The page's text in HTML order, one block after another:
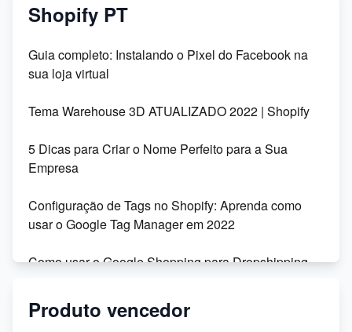
Shopify PT
Guia completo: Instalando o Pixel do Facebook na
sua loja virtual
Tema Warehouse 3D ATUALIZADO 2022 | Shopify
5 Dicas para Criar o Nome Perfeito para a Sua
Empresa
Configuração de Tags no Shopify: Aprenda como
usar o Google Tag Manager em 2022
Como usar o Google Shopping para Dropshipping
Migração da Shoptime para o DSync: Recursos,
Produto vencedor